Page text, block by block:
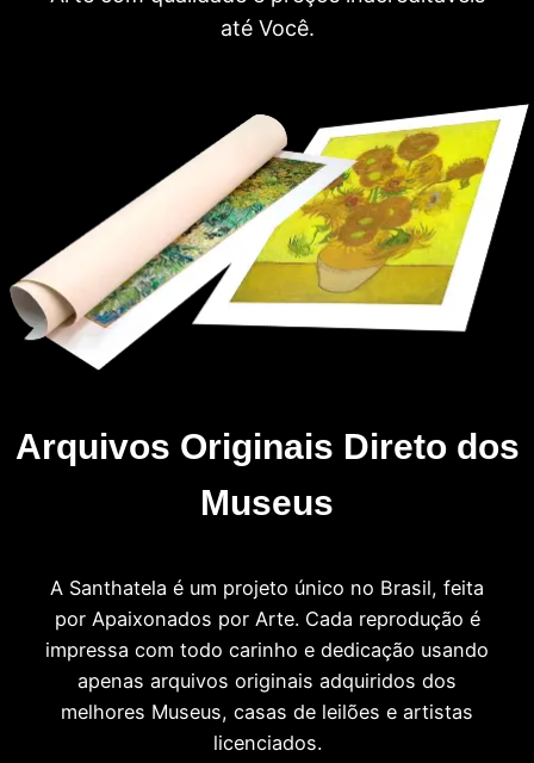
até Você.
Arquivos Originais Direto dos
Museus
A Santhatela é um projeto único no Brasil, feita
por Apaixonados por Arte. Cada reprodução é
impressa com todo carinho e dedicação usando
apenas arquivos originais adquiridos dos
melhores Museus, casas de leilões e artistas
licenciados.